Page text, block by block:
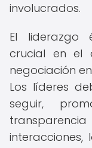
involucrados.
El liderazgo
crucial en el
negociación
Los líderes
seguir,